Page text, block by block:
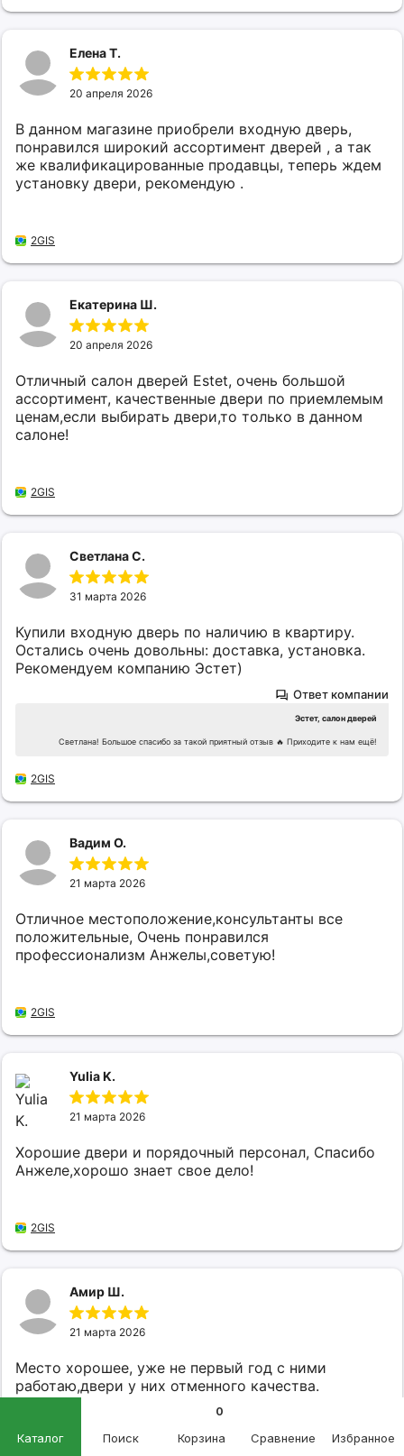
Каталог Поиск Корзина
0
Сравнение Избранное
Елена Т.
20 апреля 2026
В данном магазине приобрели входную дверь,
понравился широкий ассортимент дверей , а так
же квалификацированные продавцы, теперь ждем
установку двери, рекомендую .
2GIS
Екатерина Ш.
20 апреля 2026
Отличный салон дверей Estet, очень большой
ассортимент, качественные двери по приемлемым
ценам,если выбирать двери,то только в данном
салоне!
2GIS
Светлана С.
31 марта 2026
Купили входную дверь по наличию в квартиру.
Остались очень довольны: доставка, установка.
Рекомендуем компанию Эстет)
Ответ компании
Эстет, салон дверей
Светлана! Большое спасибо за такой приятный отзыв 🔥 Приходите к нам ещё!
2GIS
Вадим О.
21 марта 2026
Отличное местоположение,консультанты все
положительные, Очень понравился
профессионализм Анжелы,советую!
2GIS
Yulia K.
21 марта 2026
Хорошие двери и порядочный персонал, Спасибо
Анжеле,хорошо знает свое дело!
2GIS
Амир Ш.
21 марта 2026
Место хорошее, уже не первый год с ними
работаю,двери у них отменного качества.
Консультант Анжела всегда выручает и помогает.